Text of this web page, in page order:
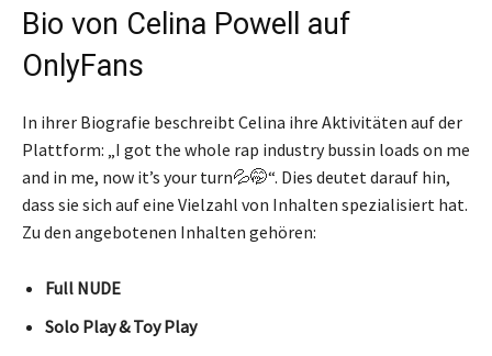
Bio von Celina Powell auf
OnlyFans
In ihrer Biografie beschreibt Celina ihre Aktivitäten auf der
Plattform: „I got the whole rap industry bussin loads on me
and in me, now it’s your turn💦🤭“. Dies deutet darauf hin,
dass sie sich auf eine Vielzahl von Inhalten spezialisiert hat.
Zu den angebotenen Inhalten gehören:
Full NUDE
Solo Play & Toy Play